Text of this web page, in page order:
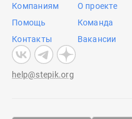
Компаниям
Помощь
Контакты
О проекте
Команда
Вакансии
help@stepik.org